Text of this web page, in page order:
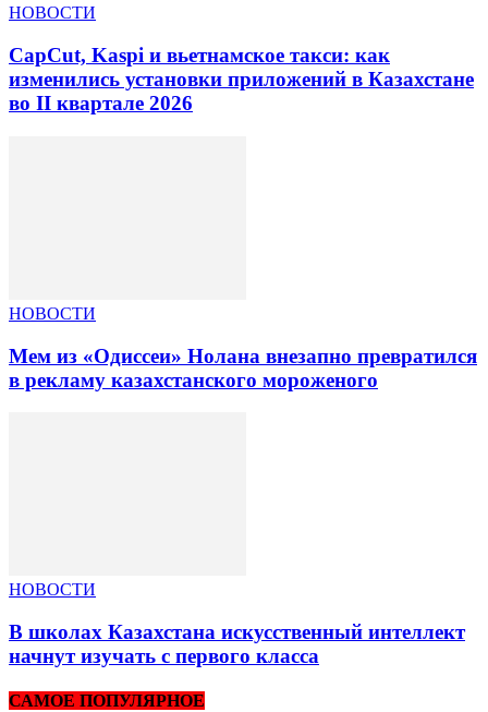
НОВОСТИ
CapCut, Kaspi и вьетнамское такси: как
изменились установки приложений в Казахстане
во II квартале 2026
НОВОСТИ
Мем из «Одиссеи» Нолана внезапно превратился
в рекламу казахстанского мороженого
НОВОСТИ
В школах Казахстана искусственный интеллект
начнут изучать с первого класса
САМОЕ ПОПУЛЯРНОЕ